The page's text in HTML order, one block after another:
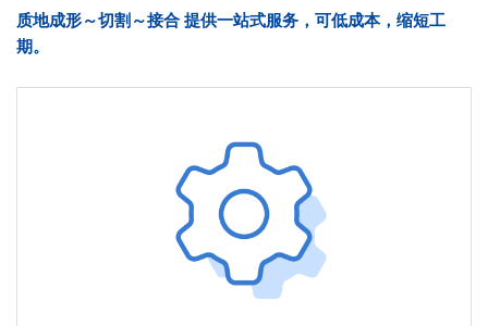
质地成形～切割～接合 提供一站式服务，可低成本，缩短工
期。